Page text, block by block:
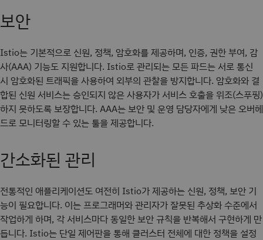
보안
Istio는 기본적으로 신원, 정책, 암호화를 제공하며, 인증, 권한 부여, 감
사(AAA) 기능도 지원합니다. Istio로 관리되는 모든 파드는 서로 통신
시 암호화된 트래픽을 사용하여 외부의 관찰을 방지합니다. 암호화와 결
합된 신원 서비스는 승인되지 않은 사용자가 서비스 호출을 위조(스푸핑)
하지 못하도록 보장합니다. AAA는 보안 및 운영 담당자에게 낮은 오버헤
드로 모니터링할 수 있는 툴을 제공합니다.
간소화된 관리
전통적인 애플리케이션도 여전히 Istio가 제공하는 신원, 정책, 보안 기
능이 필요합니다. 이는 프로그래머와 관리자가 잘못된 추상화 수준에서
작업하게 하며, 각 서비스마다 동일한 보안 규칙을 반복해서 구현하게 만
듭니다. Istio는 단일 제어판을 통해 클러스터 전체에 대한 정책을 설정